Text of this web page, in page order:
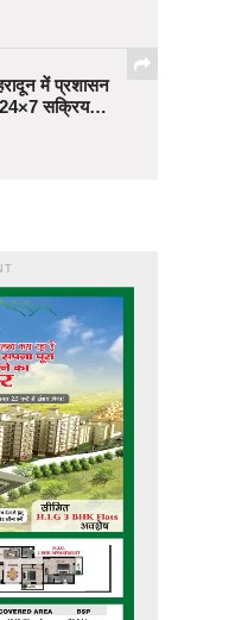
में प्रशासन
सक्रिय…